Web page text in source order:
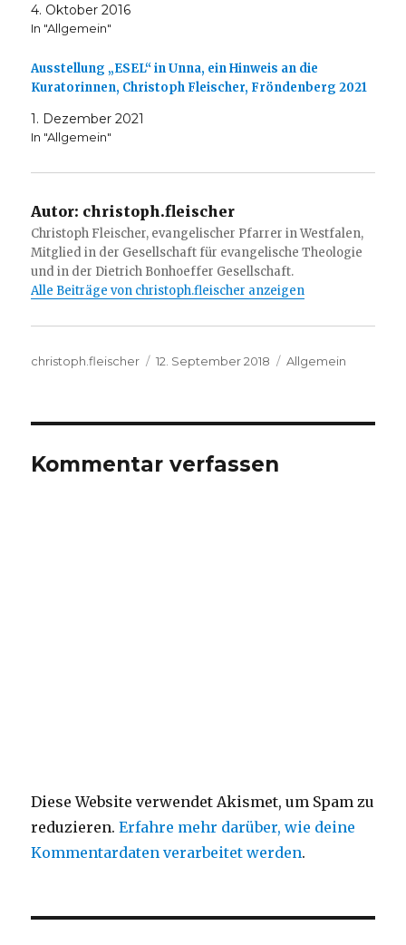
4. Oktober 2016
In "Allgemein"
Ausstellung „ESEL“ in Unna, ein Hinweis an die
Kuratorinnen, Christoph Fleischer, Fröndenberg 2021
1. Dezember 2021
In "Allgemein"
Autor: christoph.fleischer
Christoph Fleischer, evangelischer Pfarrer in Westfalen,
Mitglied in der Gesellschaft für evangelische Theologie
und in der Dietrich Bonhoeffer Gesellschaft.
Alle Beiträge von christoph.fleischer anzeigen
Autor
christoph.fleischer
Veröffentlicht
12. September 2018 Kategorien
Allgemein
Kommentar verfassen
Diese Website verwendet Akismet, um Spam zu
reduzieren.Erfahre mehr darüber, wie deine
Kommentardaten verarbeitet werden.